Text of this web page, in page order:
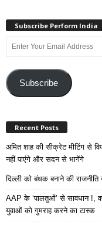
Subscribe Perform India
Enter
Your
AddressSubscribe
Recent Posts
अमित शाह की सीक्रेट मीटिंग से
नहीं पाएंगे और सदन से भागेंगे
दिल्ली को बंधक बनाने की
AAP के ‘पालतुओं’ से सावधान !,
युवाओं को गुमराह करने का टास्क